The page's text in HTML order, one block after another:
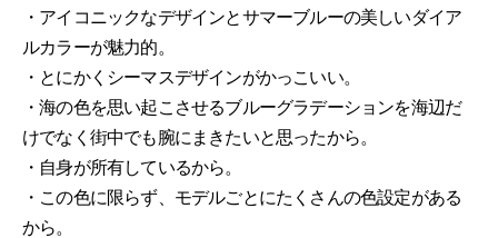
・アイコニックなデザインとサマーブルーの美しいダイア
ルカラーが魅力的。
・とにかくシーマスデザインがかっこいい。
・海の色を思い起こさせるブルーグラデーションを海辺だ
けでなく街中でも腕にまきたいと思ったから。
・自身が所有しているから。
・この色に限らず、モデルごとにたくさんの色設定がある
から。